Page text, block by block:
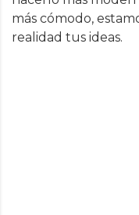
más cómodo,
realidad tus ideas.